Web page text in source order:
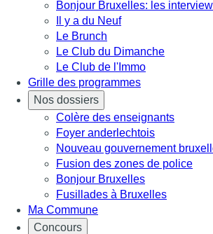
Bonjour Bruxelles: les
Il y a du Neuf
Le Brunch
Le Club du Dimanche
Le Club de l'Immo
Grille des programmes
Nos dossiers
Colère des enseignants
Foyer anderlechtois
Nouveau gouvernement
Fusion des zones de police
Bonjour Bruxelles
Fusillades à Bruxelles
Ma Commune
Concours